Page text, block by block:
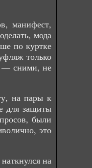
манифест,
мода
по куртке
только
— сними, не
на пары к
для защиты
были
это
на